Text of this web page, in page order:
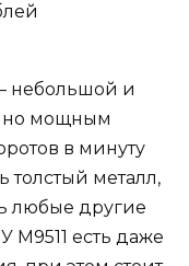
небольшой и
мощным
в минуту
толстый металл,
любые другие
есть даже